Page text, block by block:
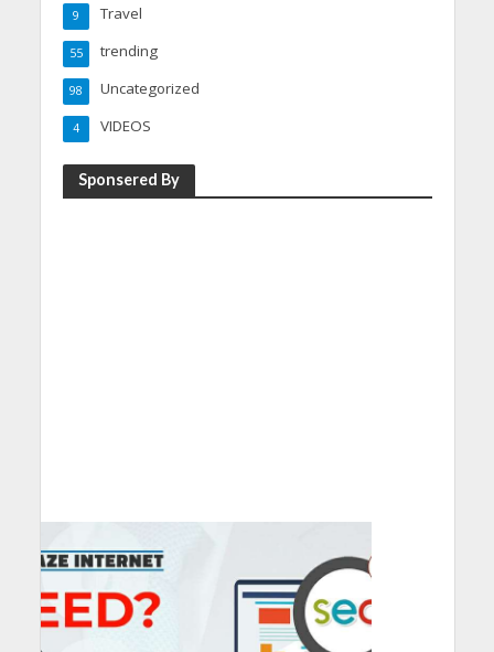
Travel
9
trending
55
Uncategorized
98
VIDEOS
4
Sponsered By